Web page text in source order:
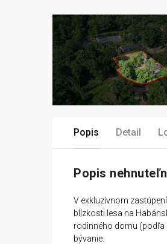
Popis Detail
Popis
V exkluzívnom
blízkosti lesa na
rodinného domu (podľa
bývanie.